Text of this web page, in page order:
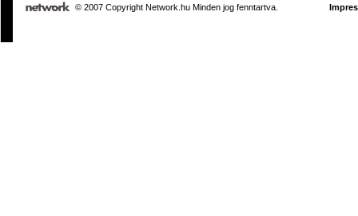
© 2007 Copyright Network.hu Minden jog fenntartva.